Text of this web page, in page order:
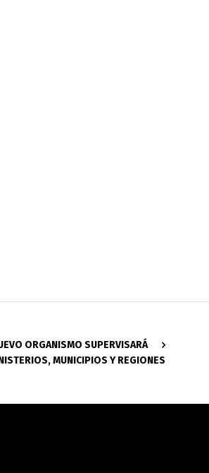
ORGANISMO SUPERVISARÁ
MUNICIPIOS Y REGIONES